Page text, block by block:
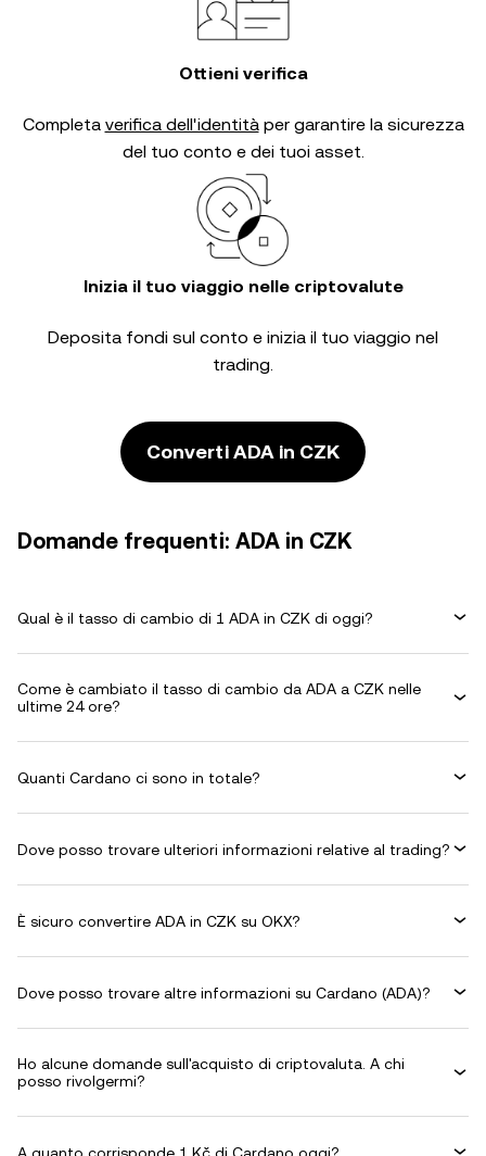
Ottieni verifica
Completa verifica dell'identitàper garantire la sicurezza
del tuo conto e dei tuoi asset.
Inizia il tuo viaggio nelle criptovalute
Deposita fondi sul conto e inizia il tuo viaggio nel
trading.
Converti ADA in CZK
Domande frequenti: ADA in CZK
Qual è il tasso di cambio di 1 ADA in CZK di oggi?
Come è cambiato il tasso di cambio da ADA a CZK nelle
ultime 24 ore?
Quanti Cardano ci sono in totale?
Dove posso trovare ulteriori informazioni relative al trading?
È sicuro convertire ADA in CZK su OKX?
Dove posso trovare altre informazioni su Cardano (ADA)?
Ho alcune domande sull'acquisto di criptovaluta. A chi
posso rivolgermi?
A quanto corrisponde 1 Kč di Cardano oggi?